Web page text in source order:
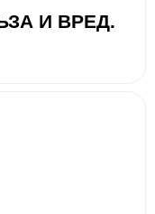
И ВРЕД.